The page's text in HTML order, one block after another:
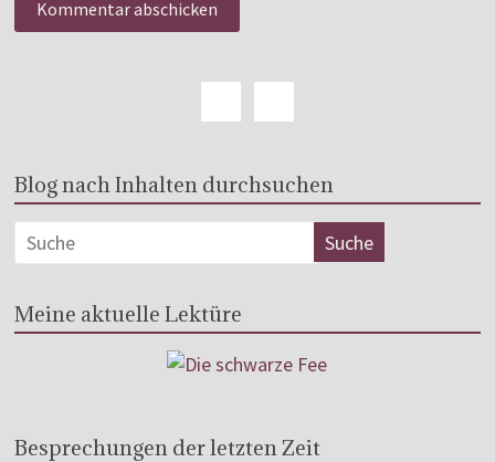
Blog nach Inhalten durchsuchen
Meine aktuelle Lektüre
Besprechungen der letzten Zeit